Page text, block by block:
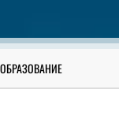
ОБРАЗОВАНИЕ
к смертельному
аварии под Тюменью